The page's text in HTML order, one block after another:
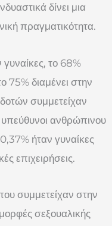
δίνει μια
πραγματικότητα.
το 68%
75% διαμένει στην
συμμετείχαν
υπεύθυνοι ανθρώπινου
ήταν γυναίκες
επιχειρήσεις.
συμμετείχαν στην
σεξουαλικής